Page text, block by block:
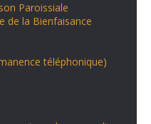
Paroissiale
de la Bienfaisance
téléphonique)